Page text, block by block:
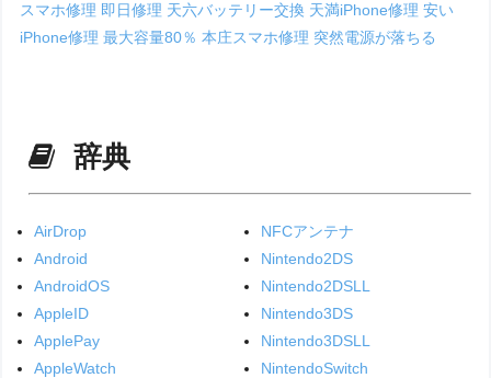
スマホ修理 即日修理 天六バッテリー交換 天満iPhone修理安い
iPhone修理最大容量80％本庄スマホ修理 突然電源が落ちる
辞典
AirDrop
Android
AndroidOS
AppleID
ApplePay
AppleWatch
NFCアンテナ
Nintendo2DS
Nintendo2DSLL
Nintendo3DS
Nintendo3DSLL
NintendoSwitch